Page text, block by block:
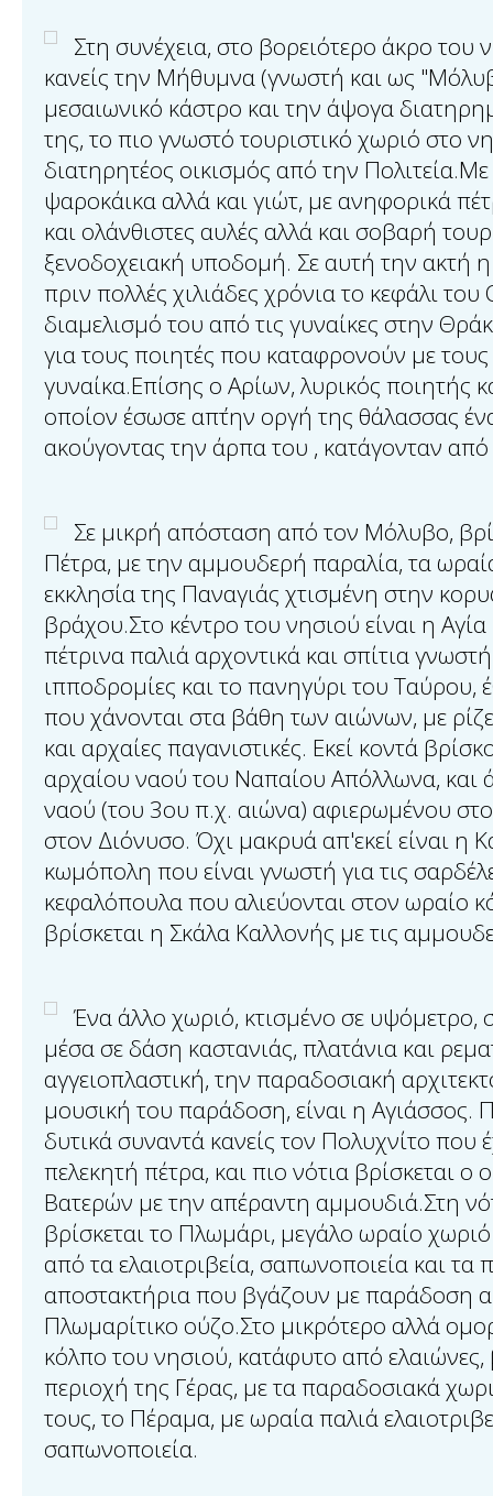
Στη συνέχεια, στο βορειότερο άκρο του
κανείς την Μήθυμνα (γνωστή και ως
μεσαιωνικό κάστρο και την άψογα
της, το πιο γνωστό τουριστικό χωριό στο
διατηρητέος οικισμός από την
ψαροκάικα αλλά και γιώτ, με ανηφορικά
και ολάνθιστες αυλές αλλά και σοβαρή
ξενοδοχειακή υποδομή. Σε αυτή την ακτή
πριν πολλές χιλιάδες χρόνια το κεφάλι
διαμελισμό του από τις γυναίκες στην
για τους ποιητές που καταφρονούν με
γυναίκα.Επίσης ο Αρίων, λυρικός ποιητής
οποίον έσωσε απ΄την οργή της θάλασσας
ακούγοντας την άρπα του , κατάγονταν
Σε μικρή απόσταση από τον Μόλυβο,
Πέτρα, με την αμμουδερή παραλία, τα
εκκλησία της Παναγιάς χτισμένη στην
βράχου.Στο κέντρο του νησιού είναι η
πέτρινα παλιά αρχοντικά και σπίτια γνωστή
ιπποδρομίες και το πανηγύρι του Ταύρου,
που χάνονται στα βάθη των αιώνων, με
και αρχαίες παγανιστικές. Εκεί κοντά
αρχαίου ναού του Ναπαίου Απόλλωνα, και
ναού (του 3ου π.χ. αιώνα) αφιερωμένου
στον Διόνυσο. Όχι μακρυά απ'εκεί είναι η
κωμόπολη που είναι γνωστή για τις
κεφαλόπουλα που αλιεύονται στον ωραίο
βρίσκεται η Σκάλα Καλλονής με τις
Ένα άλλο χωριό, κτισμένο σε
μέσα σε δάση καστανιάς, πλατάνια και
αγγειοπλαστική, την παραδοσιακή
μουσική του παράδοση, είναι η Αγιάσσος.
δυτικά συναντά κανείς τον Πολυχνίτο που
πελεκητή πέτρα, και πιο νότια βρίσκεται ο
Βατερών με την απέραντη αμμουδιά.Στη
βρίσκεται το Πλωμάρι, μεγάλο ωραίο
από τα ελαιοτριβεία, σαπωνοποιεία και τα
αποστακτήρια που βγάζουν με παράδοση
Πλωμαρίτικο ούζο.Στο μικρότερο αλλά
κόλπο του νησιού, κατάφυτο από ελαιώνες,
περιοχή της Γέρας, με τα παραδοσιακά
τους, το Πέραμα, με ωραία παλιά
σαπωνοποιεία.